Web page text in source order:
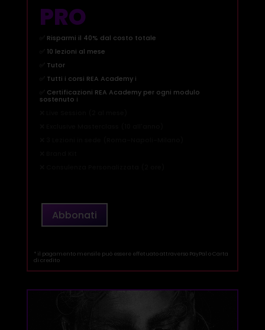
PRO
✅ Risparmi il 40% dal costo totale
✅ 10 lezioni al mese
✅ Tutor
✅ Tutti i corsi REA Academy ℹ️
✅ Certificazioni REA Academy per ogni modulo
sostenuto ℹ️
Abbonamento
Abbonati
* il pagamento mensile può essere effetuato attraverso PayPal o Carta
di credito